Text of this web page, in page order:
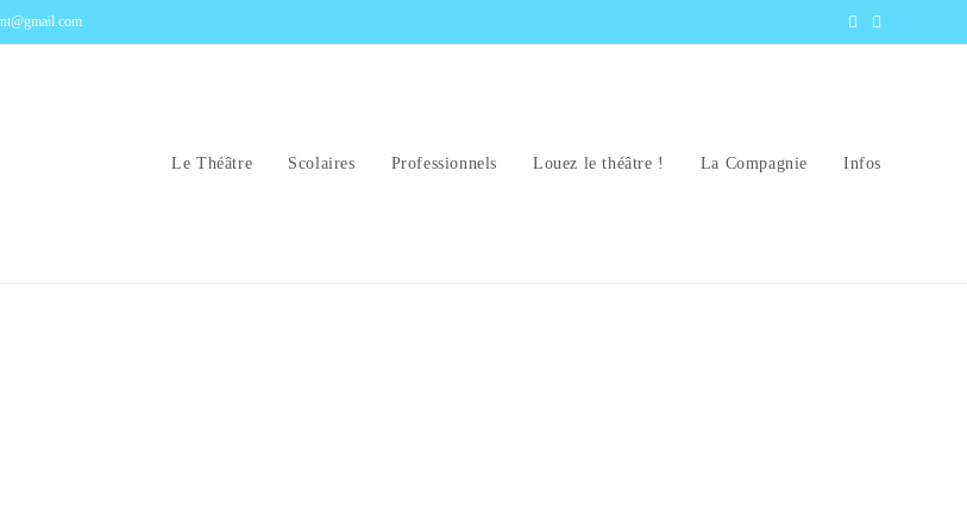
Le Théâtre Scolaires Professionnels Louez le théâtre ! La Compagnie Infos